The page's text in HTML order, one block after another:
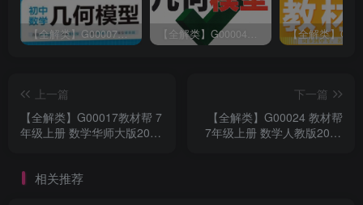
【全解类】G00007一本·初中数学几何模型2024版 【全解类】G00004万维中考·初中几何模型2023版
上一篇
【全解类】G00017教材帮 7
年级上册 数学华师大版2022
下一篇
【全解类】G00024 教材帮
7年级上册 数学人教版2023
相关推荐